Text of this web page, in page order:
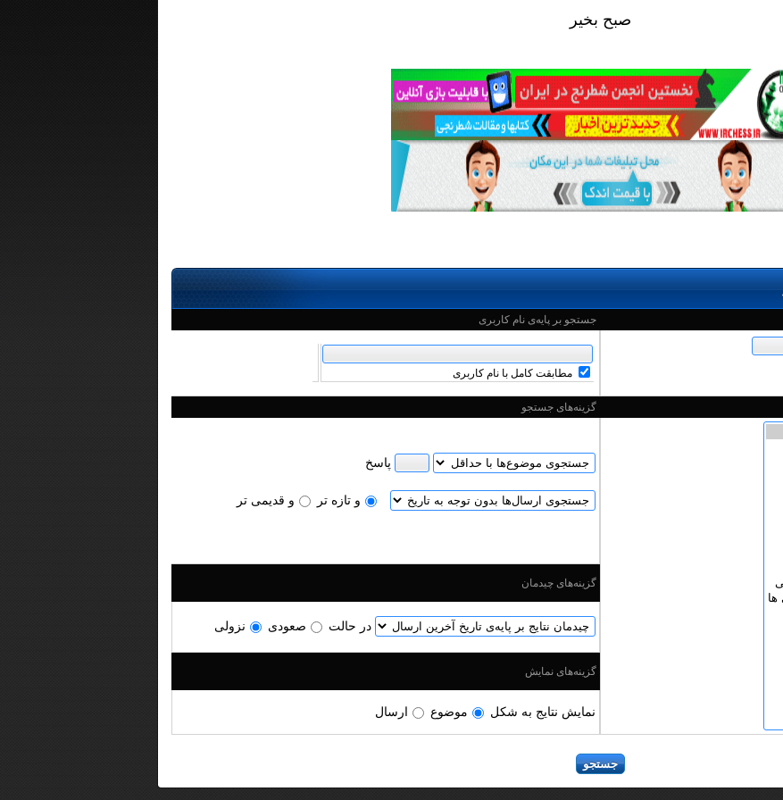
صبح بخير
جستجو بر پایه‌ی نام کاربری
مطابقت کامل با نام کاربری
گزینه‌های جستجو
پاسخ
و تازه‌ تر و قدیمی تر
گزینه‌های چیدمان
در حالت صعودی نزولی
گزینه‌های نمایش
نمایش نتایج به شکل موضوع ارسال